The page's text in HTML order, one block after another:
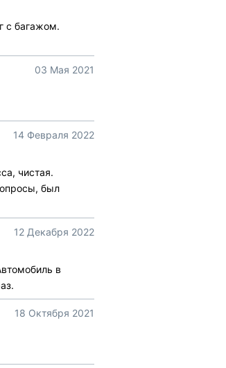
с багажом.
03 Мая 2021
14 Февраля 2022
чистая.
был
12 Декабря 2022
в
18 Октября 2021